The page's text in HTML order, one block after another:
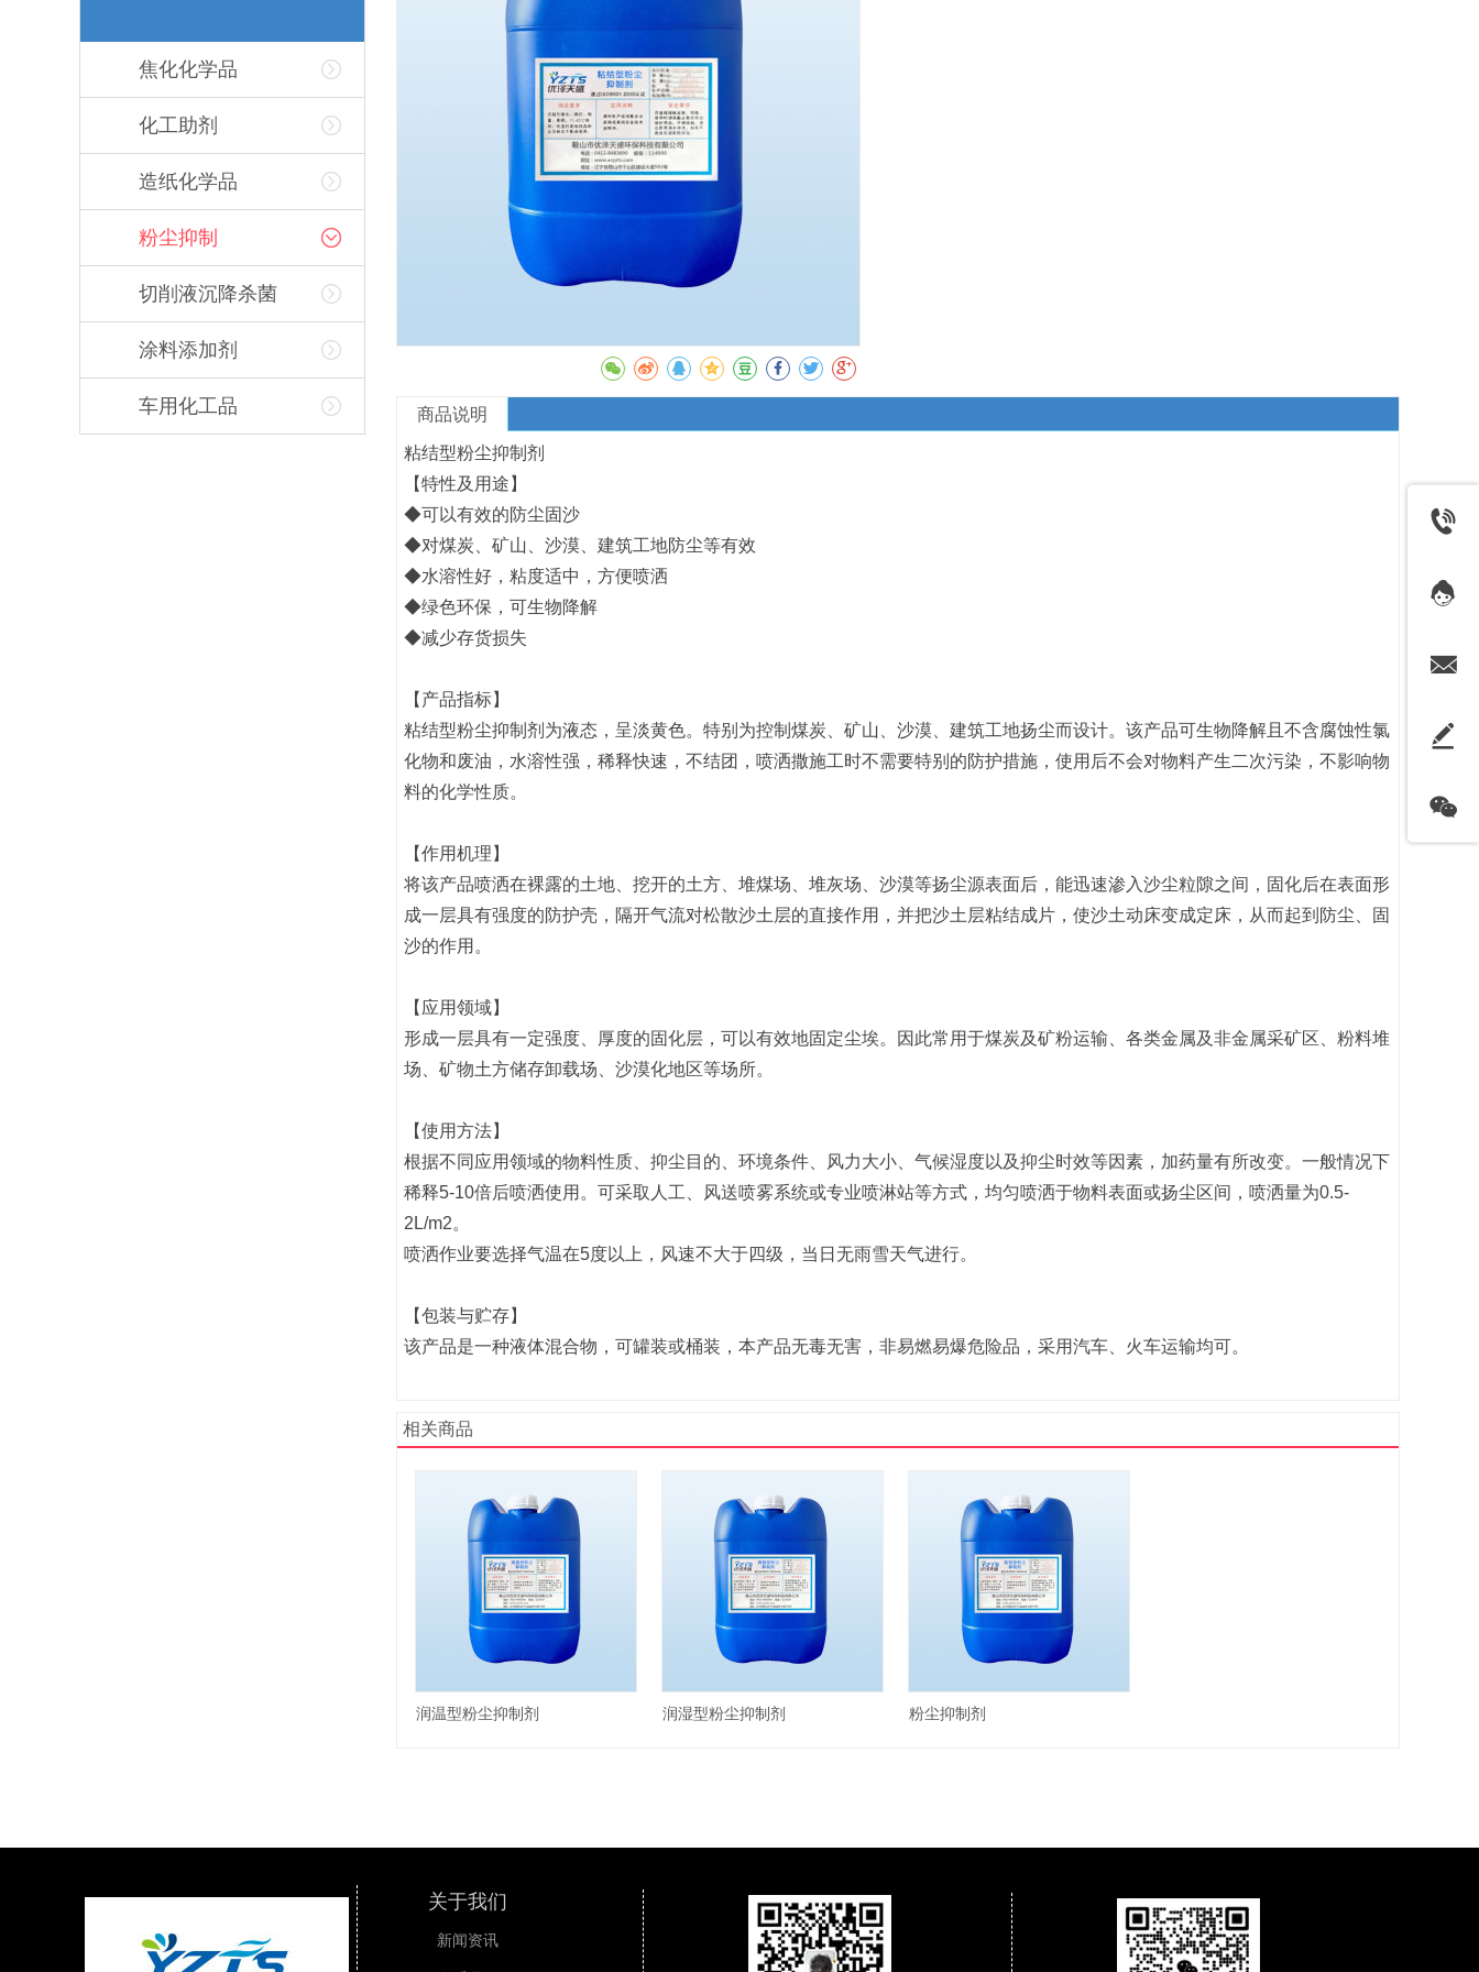
焦化化学品
化工助剂
造纸化学品
粉尘抑制
切削液沉降杀菌
涂料添加剂
车用化工品 商品说明
粘结型粉尘抑制剂
【特性及用途】
◆可以有效的防尘固沙
◆对煤炭、矿山、沙漠、建筑工地防尘等有效
◆水溶性好，粘度适中，方便喷洒
◆绿色环保，可生物降解
◆减少存货损失
【产品指标】
粘结型粉尘抑制剂为液态，呈淡黄色。特别为控制煤炭、矿山、沙漠、建筑工地扬尘而设计。该产品可生物降解且不含腐蚀性氯
化物和废油，水溶性强，稀释快速，不结团，喷洒撒施工时不需要特别的防护措施，使用后不会对物料产生二次污染，不影响物
料的化学性质。
【作用机理】
将该产品喷洒在裸露的土地、挖开的土方、堆煤场、堆灰场、沙漠等扬尘源表面后，能迅速渗入沙尘粒隙之间，固化后在表面形
成一层具有强度的防护壳，隔开气流对松散沙土层的直接作用，并把沙土层粘结成片，使沙土动床变成定床，从而起到防尘、固
沙的作用。
【应用领域】
形成一层具有一定强度、厚度的固化层，可以有效地固定尘埃。因此常用于煤炭及矿粉运输、各类金属及非金属采矿区、粉料堆
场、矿物土方储存卸载场、沙漠化地区等场所。
【使用方法】
根据不同应用领域的物料性质、抑尘目的、环境条件、风力大小、气候湿度以及抑尘时效等因素，加药量有所改变。一般情况下
稀释5-10倍后喷洒使用。可采取人工、风送喷雾系统或专业喷淋站等方式，均匀喷洒于物料表面或扬尘区间，喷洒量为0.5-
2L/m2。
喷洒作业要选择气温在5度以上，风速不大于四级，当日无雨雪天气进行。
【包装与贮存】
该产品是一种液体混合物，可罐装或桶装，本产品无毒无害，非易燃易爆危险品，采用汽车、火车运输均可。
相关商品
润温型粉尘抑制剂 润湿型粉尘抑制剂 粉尘抑制剂
关于我们
新闻资讯